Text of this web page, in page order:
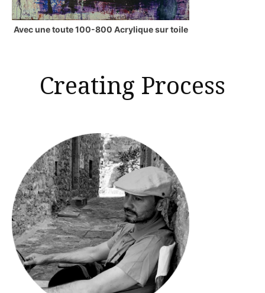
Avec une toute 100-800 Acrylique sur toile
Creating Process